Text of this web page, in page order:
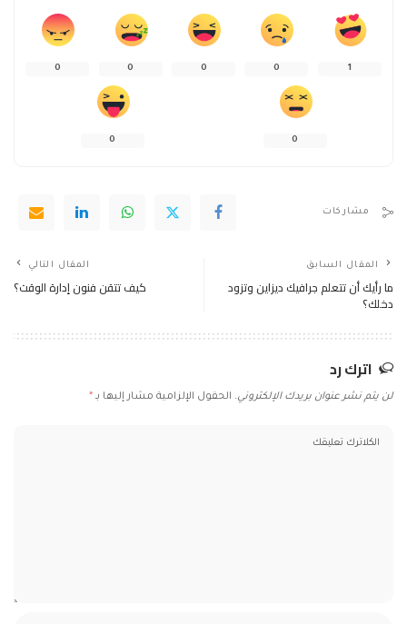
1
0
0
0
0
0
0
مشاركات
المقال السابق
ما رأيك أن تتعلم جرافيك ديزاين وتزود
دخلك؟
المقال التالي
كيف تتقن فنون إدارة الوقت؟
اترك رد
لن يتم نشر عنوان بريدك الإلكتروني. الحقول الإلزامية مشار إليها بـ *